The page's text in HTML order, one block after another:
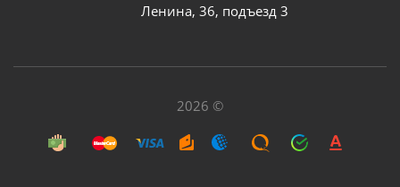
Ленина, 36, подъезд 3
2026 ©